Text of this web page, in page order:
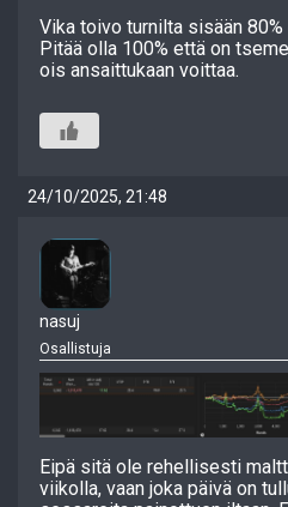
Vika toivo turnilta sisään
Pitää olla 100% että on
ois ansaittukaan voittaa.
24/10/2025, 21:48
nasuj
Osallistuja
Eipä sitä ole rehellisesti
viikolla, vaan joka päivä on